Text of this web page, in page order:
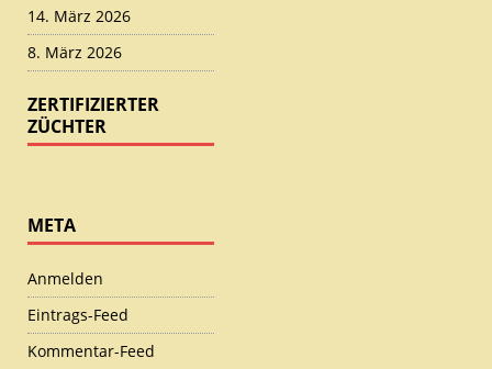
14. März 2026
8. März 2026
ZERTIFIZIERTER
ZÜCHTER
META
Anmelden
Eintrags-Feed
Kommentar-Feed